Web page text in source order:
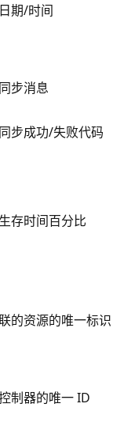
期/时间
步消息
步成功/失败代码
存时间百分比
的资源的唯一标识
制器的唯一 ID